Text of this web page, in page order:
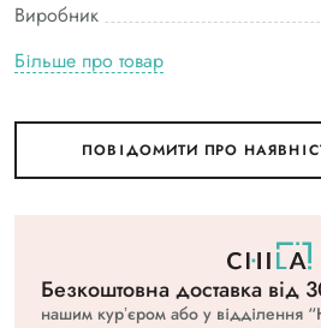
Виробник
Більше про товар
ПОВІДОМИТИ ПРО
Безкоштовна доставка вiд
нашим курʼєром або у відділення